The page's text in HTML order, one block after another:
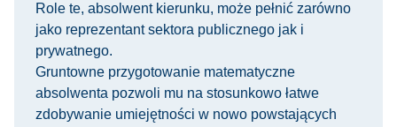
Role te, absolwent kierunku, może pełnić zarówno
jako reprezentant sektora publicznego jak i
prywatnego.
Gruntowne przygotowanie matematyczne
absolwenta pozwoli mu na stosunkowo łatwe
zdobywanie umiejętności w nowo powstających